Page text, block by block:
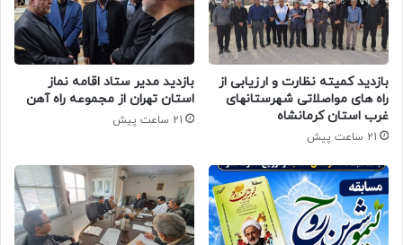
بازدید کمیته نظارت و ارزیابی از
راه های مواصلاتی شهرستانهای
غرب استان کرمانشاه
21 ساعت پیش
بازدید مدیر ستاد اقامه نماز
استان تهران از مجموعه راه آهن
21 ساعت پیش